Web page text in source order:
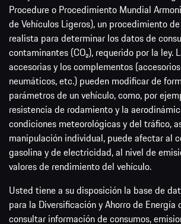
Procedure o Procedimiento Mundial
de Vehículos Ligeros), un procedimiento
realista para determinar los datos de
contaminantes (CO₂), requerido por la ley.
accesorias y los complementos
neumáticos, etc.) pueden modificar de
parámetros de un vehículo, como, por
resistencia de rodamiento y la
condiciones meteorológicas y del tráfico,
manipulación individual, puede afectar al
gasolina y de electricidad, al nivel de
valores de rendimiento del vehículo.
Usted tiene a su disposición la base de
para la Diversificación y Ahorro de Energía
consultar información de consumos,